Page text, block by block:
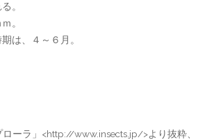
。
。
は、４～６月。
ーラ」<http://www.insects.jp/>より抜粋、